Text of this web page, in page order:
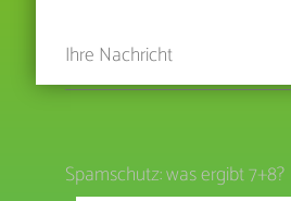
Spamschutz: was ergibt 7+8?